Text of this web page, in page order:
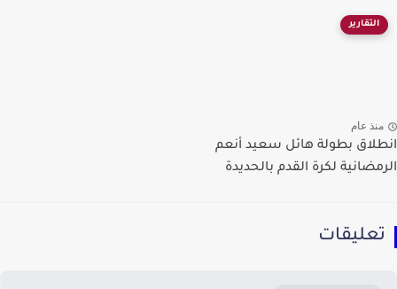
التقارير
عام
بطولة هائل سعيد أنعم
لكرة القدم بالحديدة